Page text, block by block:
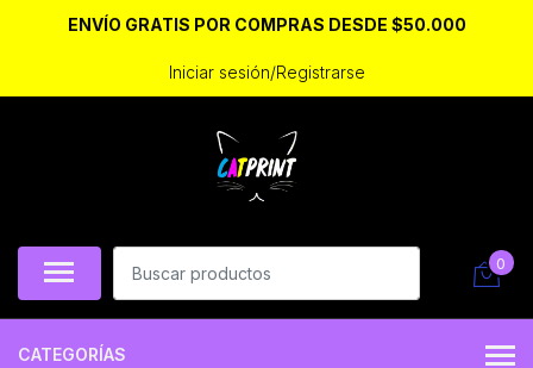
ENVÍO GRATIS POR COMPRAS DESDE $50.000
Iniciar sesión/Registrarse
0
CATEGORÍAS